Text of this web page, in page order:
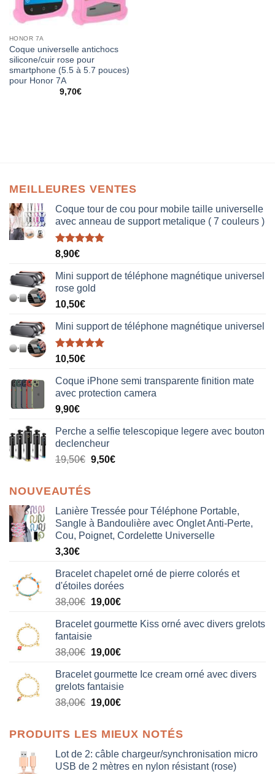
HONOR 7A
Coque universelle antichocs
silicone/cuir rose pour
smartphone (5.5 à 5.7 pouces)
pour Honor 7A
9,70€
MEILLEURES VENTES
Coque tour de cou pour mobile taille universelle
avec anneau de support metalique ( 7 couleurs )
Note5.00
8,90€
Mini support de téléphone magnétique universel
rose gold
10,50€
Mini support de téléphone magnétique universel
Note5.00
10,50€
Coque iPhone semi transparente finition mate
avec protection camera
9,90€
Perche a selfie telescopique legere avec bouton
declencheur
19,50€ 9,50€
NOUVEAUTÉS
Lanière Tressée pour Téléphone Portable,
Sangle à Bandoulière avec Onglet Anti-Perte,
Cou, Poignet, Cordelette Universelle
3,30€
Bracelet chapelet orné de pierre colorés et
d'étoiles dorées
38,00€ Le
initial
était :
38,00€.
19,00€Le
actuel
19,00€.
Bracelet gourmette Kiss orné avec divers grelots
fantaisie
38,00€ Le
initial
était :
38,00€.
19,00€Le
actuel
est :
19,00€.
Bracelet gourmette Ice cream orné avec divers
grelots fantaisie
38,00€ Le
était :
38,00€.
19,00€Le
est :
19,00€.
PRODUITS LES MIEUX NOTÉS
Lot de 2: câble chargeur/synchronisation micro
USB de 2 mètres en nylon résistant (rose)